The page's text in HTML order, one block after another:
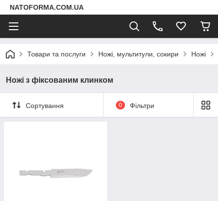
NATOFORMA.COM.UA
Товари та послуги Ножі, мультитули, сокири Ножі
Ножі з фіксованим клинком
Сортування 0 Фільтри